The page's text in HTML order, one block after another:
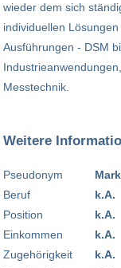
wieder dem sich
individuellen
Ausführungen - DSM
Messtechnik.
Weitere
Pseudonym
Beruf
Position
Einkommen
Zugehörigkeit
k.A.
k.A.
k.A.
k.A.